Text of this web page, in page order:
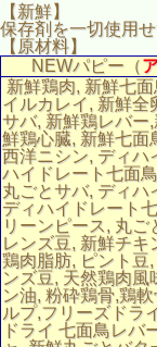
【新鮮】
保存剤を一切使用
【原材料】
NEWパピー（
新鮮鶏肉, 新鮮七
イルカレイ, 新鮮全
サバ, 新鮮鶏レバー
鮮鶏心臓, 新鮮七面
西洋ニシン, ディハ
ハイドレート七面
丸ごとサバ, ディハ
ディハイドレート
リーンピース, 丸
レンズ豆, 新鮮チキ
鶏肉脂肪, ピント豆
ンズ豆, 天然鶏肉風
ン油, 粉砕鶏骨,鶏
ルプ,フリーズドラ
ドライ 七面鳥レバ